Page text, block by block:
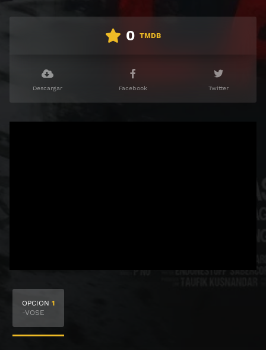
0 TMDB
Descargar Facebook Twitter
Haz clic 3 veces en el botón para desbloquear el
OPCION 1
-VOSE